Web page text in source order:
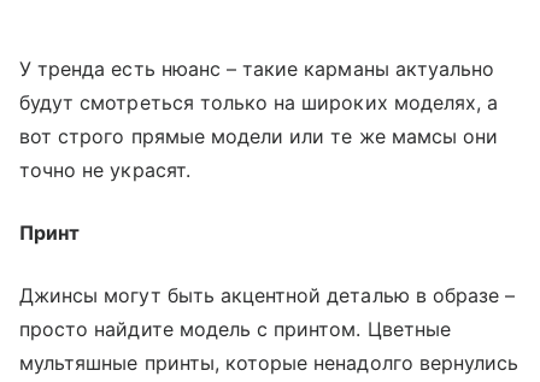
У тренда есть нюанс – такие карманы актуально
будут смотреться только на широких моделях, а
вот строго прямые модели или те же мамсы они
точно не украсят.
Принт
Джинсы могут быть акцентной деталью в образе –
просто найдите модель с принтом. Цветные
мультяшные принты, которые ненадолго вернулись